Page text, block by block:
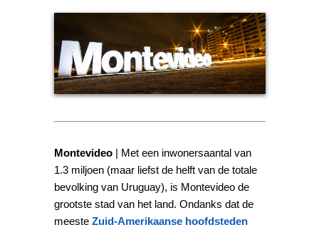
Montevideo | Met een inwonersaantal van
1.3 miljoen (maar liefst de helft van de totale
bevolking van Uruguay), is Montevideo de
grootste stad van het land. Ondanks dat de
meesteZuid-Amerikaanse hoofdsteden